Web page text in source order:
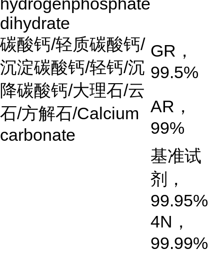
dihydrate
碳酸钙/轻质碳酸钙/
沉淀碳酸钙/轻钙/沉
降碳酸钙/大理石/云
石/方解石/Calcium
carbonate
GR ，
99.5%
AR ，
99%
基准试
剂，
99.95%
4N ，
99.99%